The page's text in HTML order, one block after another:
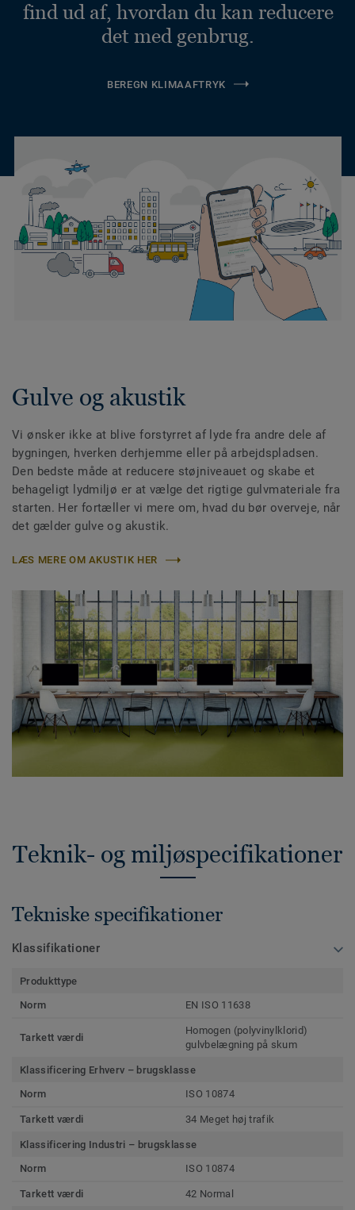
find ud af, hvordan du kan reducere
det med genbrug.
BEREGN KLIMAAFTRYK
Gulve og akustik
Vi ønsker ikke at blive forstyrret af lyde fra andre dele af
bygningen, hverken derhjemme eller på arbejdspladsen.
Den bedste måde at reducere støjniveauet og skabe et
behageligt lydmiljø er at vælge det rigtige gulvmateriale fra
starten. Her fortæller vi mere om, hvad du bør overveje, når
det gælder gulve og akustik.
LÆS MERE OM AKUSTIK HER
Teknik- og miljøspecifikationer
Tekniske specifikationer
Klassifikationer
Produkttype
Norm
EN ISO 11638
Tarkett værdi
Homogen (polyvinylklorid)
gulvbelægning på skum
Klassificering Erhverv – brugsklasse
Norm
ISO 10874
Tarkett værdi 34 Meget høj trafik
Klassificering Industri – brugsklasse
Norm
ISO 10874
Tarkett værdi 42 Normal